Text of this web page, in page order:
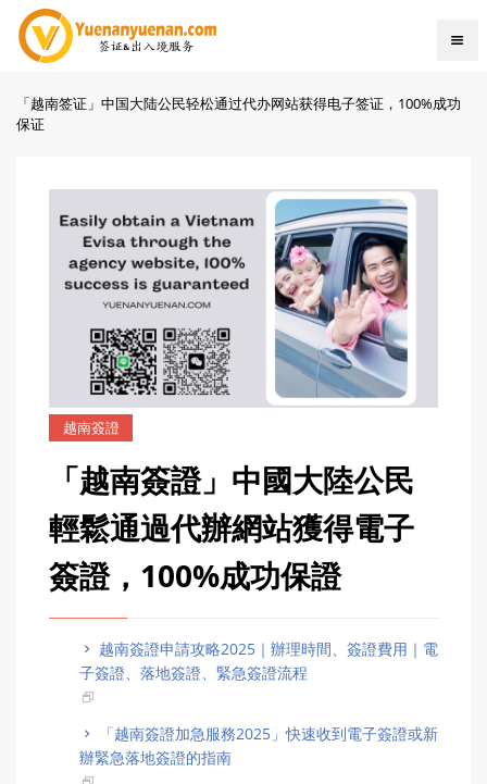
「越南签证」中国大陆公民轻松通过代办网站获得电子签证，100%成功
保证
越南簽證
「越南簽證」中國大陸公民
輕鬆通過代辦網站獲得電子
簽證，100%成功保證
越南簽證申請攻略2025｜辦理時間、簽證費用｜電
子簽證、落地簽證、緊急簽證流程
「越南簽證加急服務2025」快速收到電子簽證或新
辦緊急落地簽證的指南